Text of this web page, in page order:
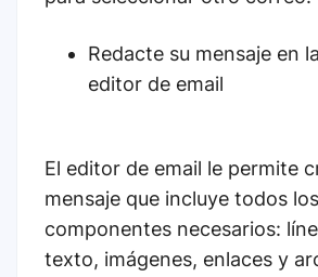
Redacte su mensaje en
editor de email
El editor de email le permite
mensaje que incluye todos los
componentes necesarios:
texto, imágenes, enlaces y